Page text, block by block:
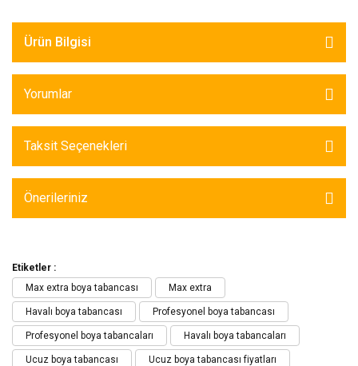
Ürün Bilgisi
Yorumlar
Taksit Seçenekleri
Önerileriniz
Etiketler :
Max extra boya tabancası
Max extra
Havalı boya tabancası Profesyonel boya tabancası
Profesyonel boya tabancaları Havalı boya tabancaları
Ucuz boya tabancası Ucuz boya tabancası fiyatları